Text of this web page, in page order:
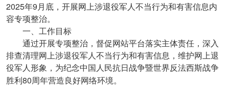
2025年9 月底，开展网上涉退役军人不当行为和有害信息内
容专项整治。
一、工作目标
通过开展专项整治，督促网站平台落实主体责任，深入
排查清理网上涉退役军人不当行为和有害信息，维护网上退
役军人形象，为纪念中国人民抗日战争暨世界反法西斯战争
胜利 80周年营造良好网络环境。